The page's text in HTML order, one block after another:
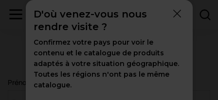
Prénom *
D'où venez-vous nous
rendre visite ?
Confirmez votre pays pour voir le
contenu et le catalogue de produits
adaptés à votre situation géographique.
Toutes les régions n'ont pas le même
catalogue.